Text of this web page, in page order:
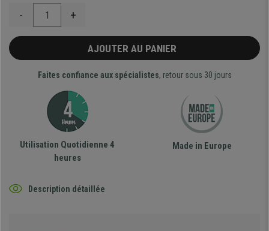
- +
AJOUTER AU PANIER
Faites confiance aux spécialistes, retour sous 30 jours
Utilisation Quotidienne 4
heures
Made in Europe
Description détaillée